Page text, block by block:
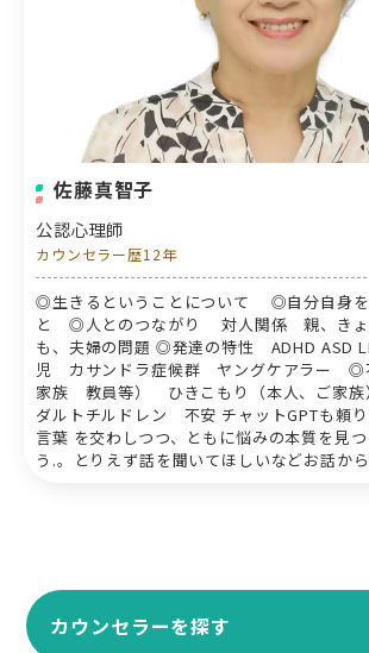
佐藤真智子
公認心理師
カウンセラー歴12年
◎生きるということについて ◎自分自身を
と ◎人とのつながり 対人関係 親、き
も、夫婦の問題 ◎発達の特性 ADHD ASD
児 カサンドラ症候群 ヤングケアラー ◎
家族 教員等） ひきこもり（本人、ご家
ダルトチルドレン 不安 チャットGPTも頼り
言葉 を交わしつつ、ともに悩みの本質を見
う.。とりえず話を聞いてほしいなどお話か
カウンセラーを探す